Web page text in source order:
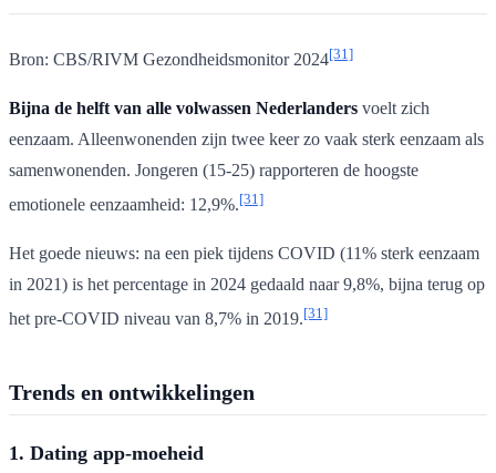
Bron: CBS/RIVM Gezondheidsmonitor 2024[31]
Bijna de helft van alle volwassen Nederlanders voelt zich
eenzaam. Alleenwonenden zijn twee keer zo vaak sterk eenzaam als
samenwonenden. Jongeren (15-25) rapporteren de hoogste
emotionele eenzaamheid: 12,9%.[31]
Het goede nieuws: na een piek tijdens COVID (11% sterk eenzaam
in 2021) is het percentage in 2024 gedaald naar 9,8%, bijna terug op
het pre-COVID niveau van 8,7% in 2019.[31]
Trends en ontwikkelingen
1. Dating app-moeheid